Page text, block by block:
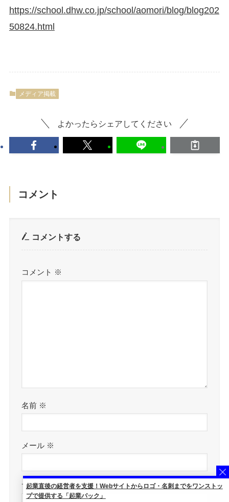
https://school.dhw.co.jp/school/aomori/blog/blog202
50824.html
メディア掲載
よかったらシェアしてください
コメント
コメントする
コメント ※
名前 ※
メール ※
サイト
起業直後の経営者を支援！Webサイトからロゴ・名刺までをワンストッ
プで提供する「起業パック」